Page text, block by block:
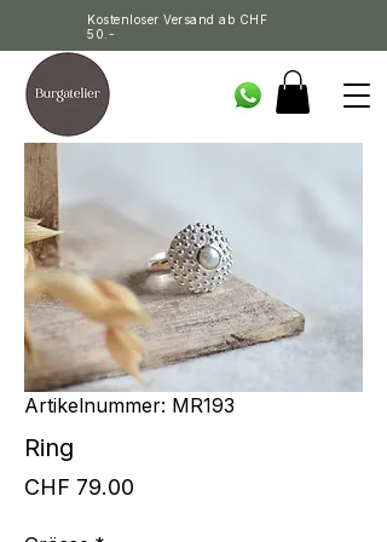
Kostenloser Versand ab CHF
50.-
Artikelnummer: MR193
Ring
CHF 79.00